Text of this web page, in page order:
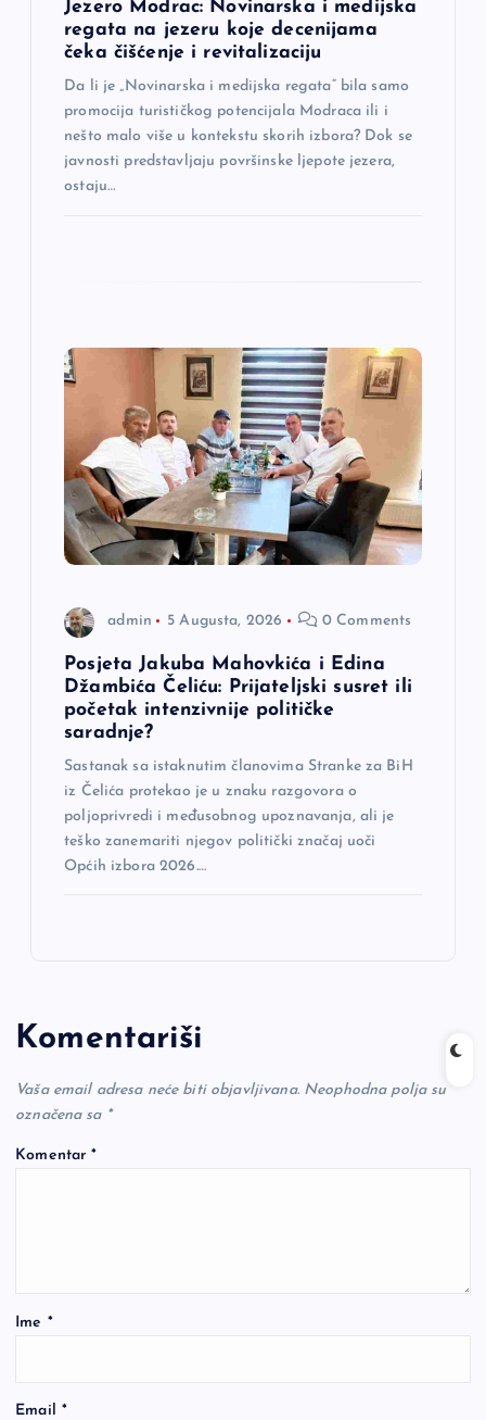
Jezero Modrac: Novinarska i medijska
regata na jezeru koje decenijama
čeka čišćenje i revitalizaciju
Da li je „Novinarska i medijska regata“ bila samo
promocija turističkog potencijala Modraca ili i
nešto malo više u kontekstu skorih izbora? Dok se
javnosti predstavljaju površinske ljepote jezera,
ostaju…
admin 5 Augusta, 2026 0 Comments
Posjeta Jakuba Mahovkića i Edina
Džambića Čeliću: Prijateljski susret ili
početak intenzivnije političke
saradnje?
Sastanak sa istaknutim članovima Stranke za BiH
iz Čelića protekao je u znaku razgovora o
poljoprivredi i međusobnog upoznavanja, ali je
teško zanemariti njegov politički značaj uoči
Općih izbora 2026.…
Komentariši
Vaša email adresa neće biti objavljivana. Neophodna polja su
označena sa *
Komentar*
Ime *
Email *